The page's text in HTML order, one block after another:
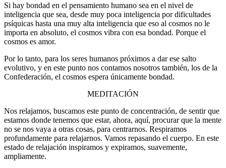
Si hay bondad en el pensamiento humano sea en el nivel de
inteligencia que sea, desde muy poca inteligencia por dificultades
psíquicas hasta una muy alta inteligencia que eso al cosmos no le
importa en absoluto, el cosmos vibra con esa bondad. Porque el
cosmos es amor.
Por lo tanto, para los seres humanos próximos a dar ese salto
evolutivo, y en este punto nos contamos nosotros también, los de la
Confederación, el cosmos espera únicamente bondad.
MEDITACIÓN
Nos relajamos, buscamos este punto de concentración, de sentir que
estamos donde tenemos que estar, ahora, aquí, procurar que la mente
no se nos vaya a otras cosas, para centrarnos. Respiramos
profundamente para relajarnos. Vamos repasando el cuerpo. En este
estado de relajación inspiramos y expiramos, suavemente,
ampliamente.